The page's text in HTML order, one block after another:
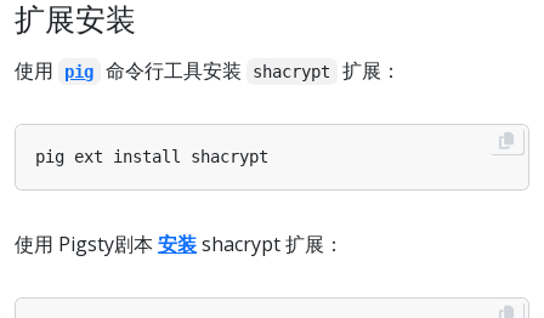
扩展安装
使用 pig 命令行工具安装 shacrypt 扩展：
使用 Pigsty剧本 安装shacrypt 扩展：